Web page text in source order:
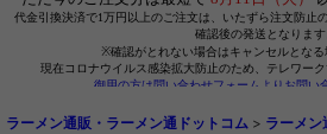
ラーメン通販・ラーメン通ドットコム > ラーメン